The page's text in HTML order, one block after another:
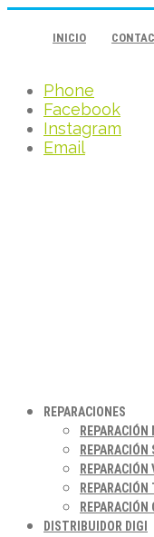
INICIO
Phone
Facebook
Instagram
Email
REPARACIONES
REPARACIÓN
REPARACIÓN
DISTRIBUIDOR DIGI